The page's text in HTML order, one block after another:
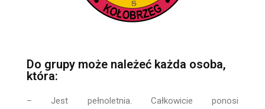
Do grupy może należeć każda osoba,
która:
– Jest pełnoletnia. Całkowicie ponosi